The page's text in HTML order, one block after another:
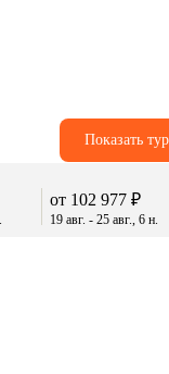
Показать
от 102 977 ₽
19 авг. - 25 авг., 6 н.